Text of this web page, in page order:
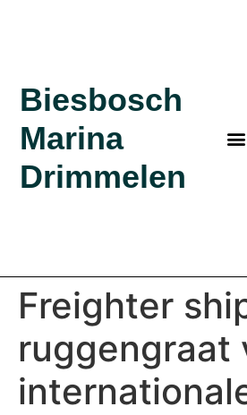
Biesbosch
Marina
Drimmelen
Freighter
ruggengraat